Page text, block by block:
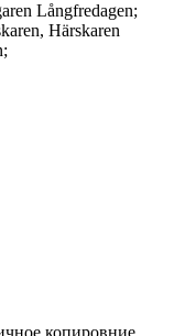
Långfredagen;
Härskaren
копировние